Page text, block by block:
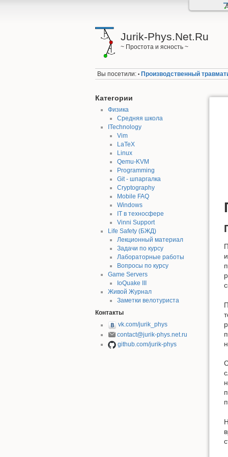
Jurik-Phys.Net.Ru
~ Простота и ясность ~
Вы посетили: • Производственный
Категории
Физика
Средняя школа
ITechnology
Vim
LaTeX
Linux
Qemu-KVM
Programming
Git - шпаргалка
Cryptography
Mobile FAQ
Windows
IT в техносфере
Vinni Support
Life Safety (БЖД)
Лекционный материал
Задачи по курсу
Лабораторные работы
Вопросы по курсу
Game Servers
IoQuake III
Живой Журнал
Заметки велотуриста
Контакты
vk.com/jurik_phys
contact@jurik-phys.net.ru
github.com/jurik-phys